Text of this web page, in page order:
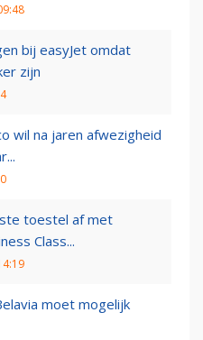
bij easyJet omdat
zijn
wil na jaren afwezigheid
toestel af met
Class...
moet mogelijk